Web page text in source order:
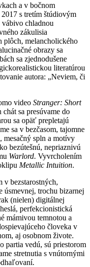
a v bočnom
s tretím štúdiovým
chladnou
zákulisia
plôch, melancholického
obrazy sa
sa zjednodušene
literatúrou
autora: „Neviem, či
video Stranger: Short
sa presúvame do
sa opäť prepletajú
sa v bezčasom, tajomne
mesačný spln a motívy
bezútešnú, nepriaznivú
Warlord. Vyvrcholením
Metallic Intuition.
v bezstarostných,
trochu bizarnej
(nielen) digitálnej
perfekcionistická
mámivou temnotou a
človeka v
aj osobnom živote.
partia vedú, sú priestorom
stretnutia s vnútornými